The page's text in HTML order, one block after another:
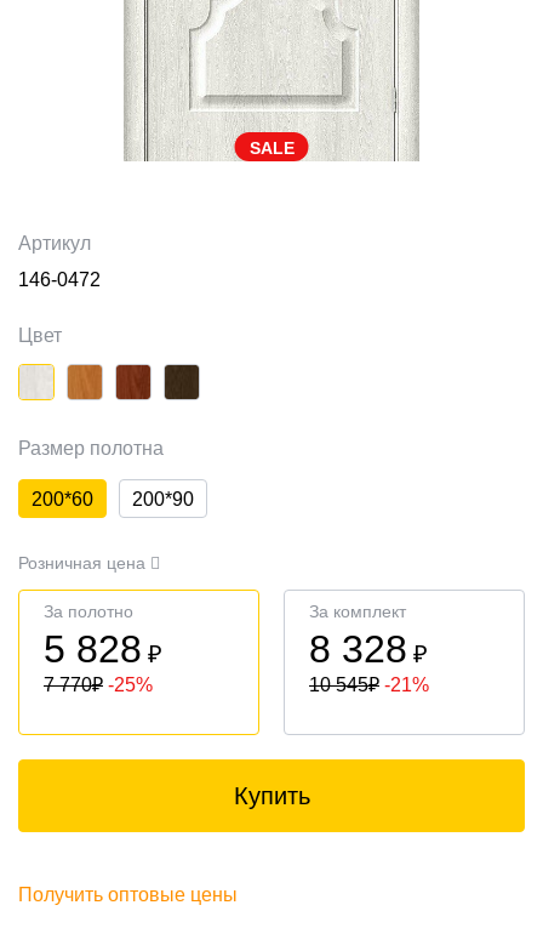
SALE
Артикул
146-0472
Цвет
Размер полотна
200*60 200*90
Розничная цена
За полотно
5 828 ₽
7 770₽ -25%
За комплект
8 328 ₽
10 545₽ -21%
Купить
Получить оптовые цены